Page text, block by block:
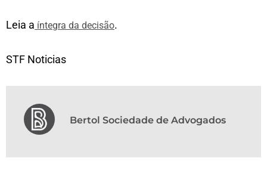
Leia a íntegra da decisão.
STF Noticias
Bertol Sociedade de Advogados